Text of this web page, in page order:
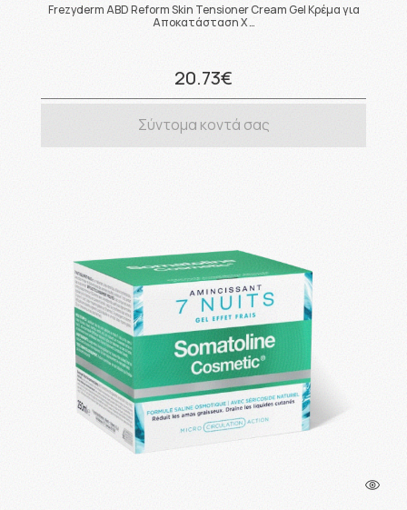
Frezyderm ABD Reform Skin Tensioner Cream Gel Κρέμα για
Αποκατάσταση Χ …
20.73€
Σύντομα κοντά σας